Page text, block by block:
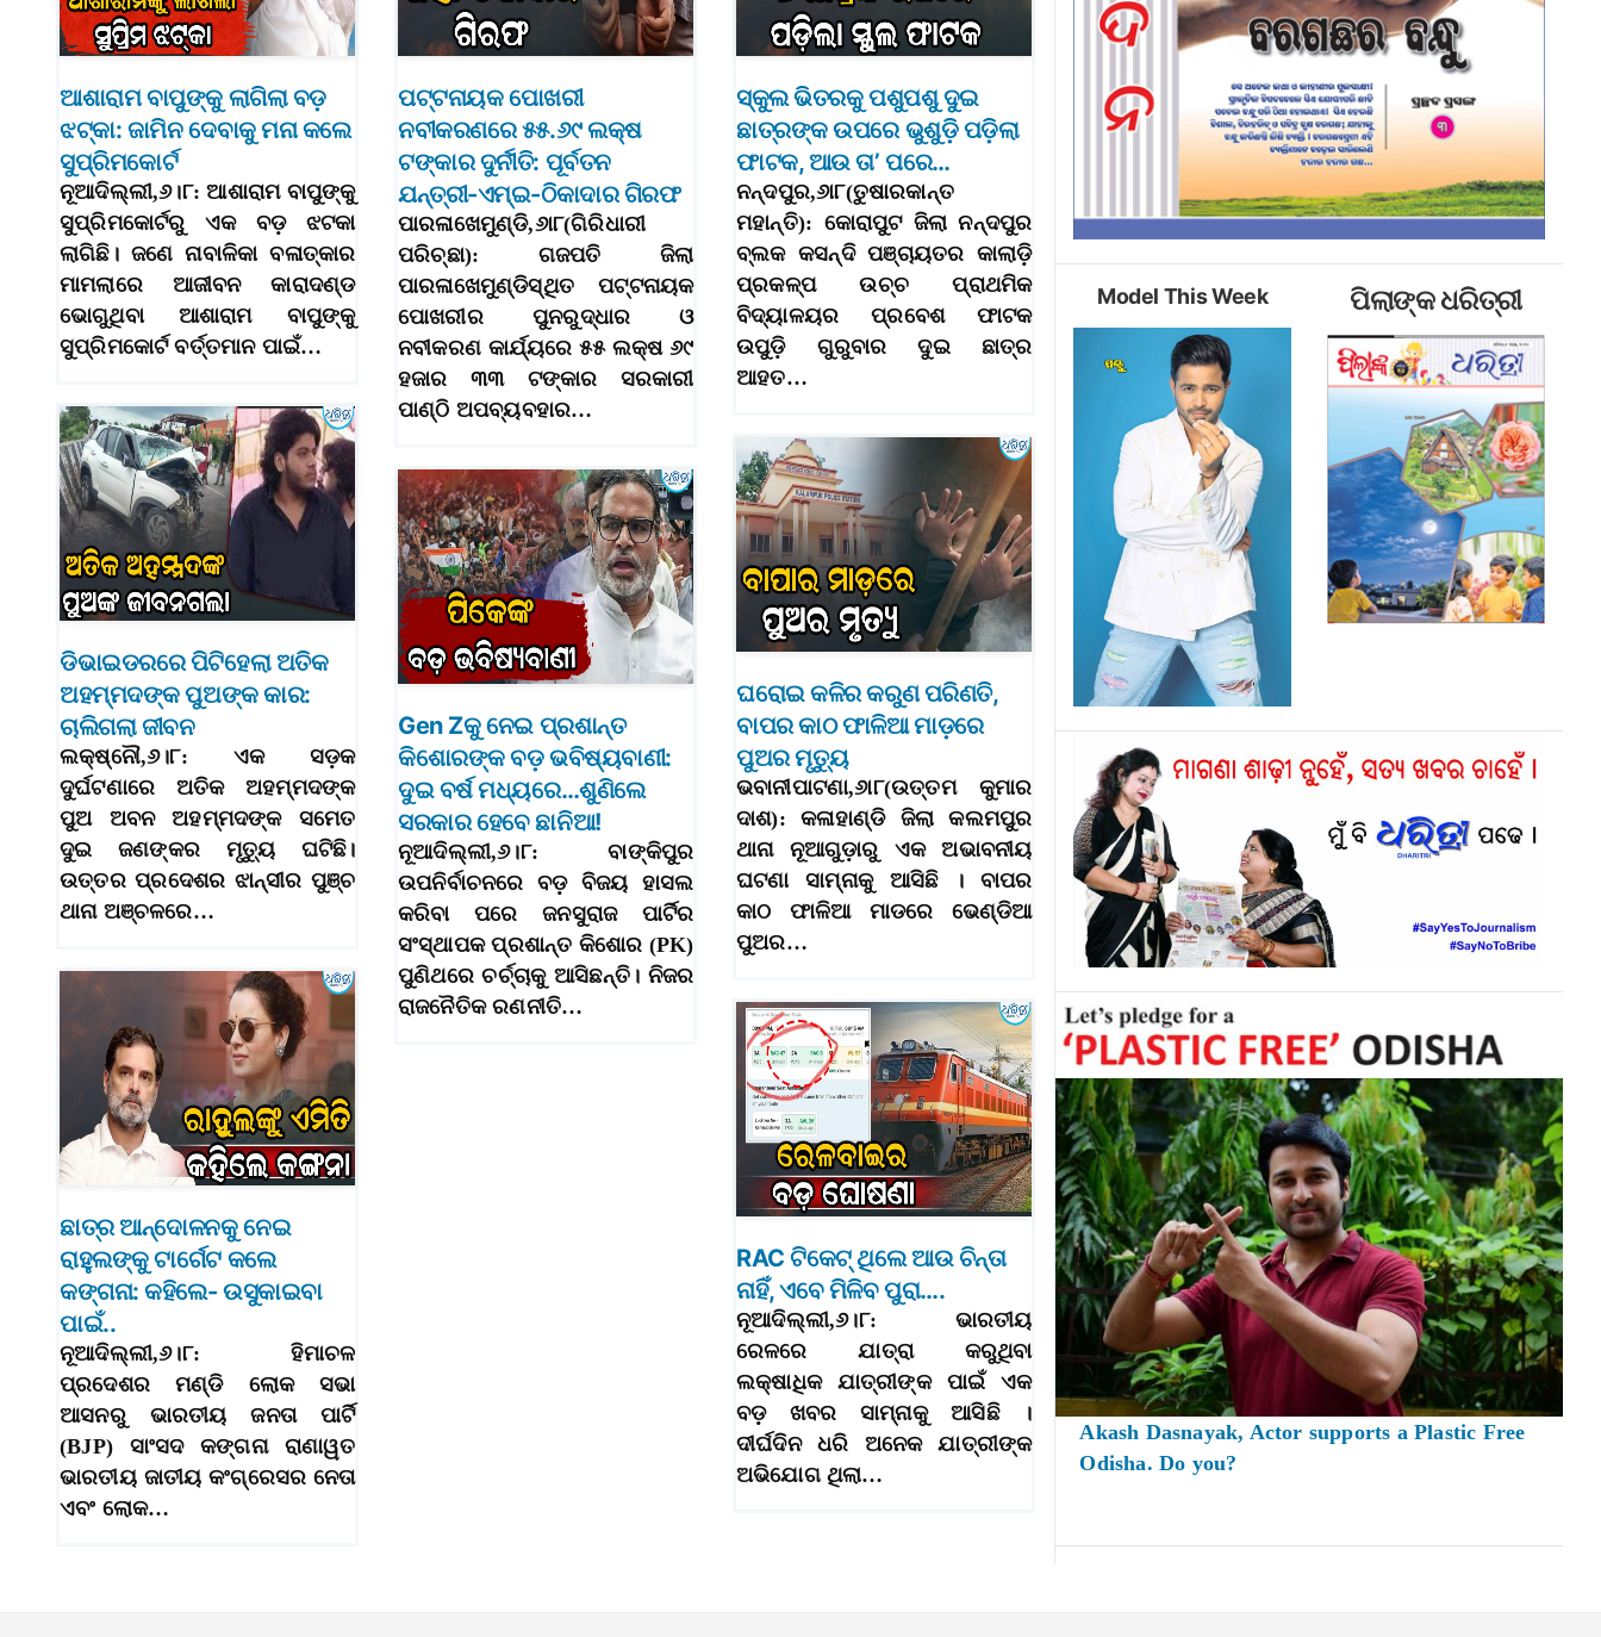
ଆଶାରାମ ବାପୁଙ୍କୁ ଲାଗିଲା ବଡ଼
ଝଟ୍‌କା: ଜାମିନ ଦେବାକୁ ମନା କଲେ
ସୁପ୍ରିମକୋର୍ଟ
ନୂଆଦିଲ୍ଲୀ,୬।୮: ଆଶାରାମ ବାପୁଙ୍କୁ
ସୁପ୍ରିମକୋର୍ଟରୁ ଏକ ବଡ଼ ଝଟକା
ଲାଗିଛି। ଜଣେ ନାବାଳିକା ବଳାତ୍କାର
ମାମଲାରେ ଆଜୀବନ କାରାଦଣ୍ଡ
ଭୋଗୁଥିବା ଆଶାରାମ ବାପୁଙ୍କୁ
ସୁପ୍ରିମକୋର୍ଟ ବର୍ତ୍ତମାନ ପାଇଁ…
ପଟ୍ଟନାୟକ ପୋଖରୀ
ନବୀକରଣରେ ୫୫.୬୯ ଲକ୍ଷ
ଟଙ୍କାର ଦୁର୍ନୀତି: ପୂର୍ବତନ
ଯନ୍ତ୍ରୀ-ଏମ୍‌ଇ-ଠିକାଦାର ଗିରଫ
ପାରଳାଖେମୁଣ୍ଡି,୬ା୮(ଗିରିଧାରୀ
ପରିଚ୍ଛା): ଗଜପତି ଜିଲା
ପାରଳାଖେମୁଣ୍ଡିସ୍ଥିତ ପଟ୍ଟନାୟକ
ପୋଖରୀର ପୁନରୁଦ୍ଧାର ଓ
ନବୀକରଣ କାର୍ଯ୍ୟରେ ୫୫ ଲକ୍ଷ ୬୯
ହଜାର ୩୩ ଟଙ୍କାର ସରକାରୀ
ପାଣ୍ଠି ଅପବ୍ୟବହାର…
ସ୍କୁଲ ଭିତରକୁ ପଶୁପଶୁ ଦୁଇ
ଛାତ୍ରଙ୍କ ଉପରେ ଭୁଶୁଡ଼ି ପଡ଼ିଲା
ଫାଟକ, ଆଉ ତା’ ପରେ…
ନନ୍ଦପୁର,୬ା୮(ତୁଷାରକାନ୍ତ
ମହାନ୍ତି): କୋରାପୁଟ ଜିଲା ନନ୍ଦପୁର
ବ୍ଲକ କସନ୍ଦି ପଞ୍ଚାୟତର କାଲାଡ଼ି
ପ୍ରକଳ୍ପ ଉଚ୍ଚ ପ୍ରାଥମିକ
ବିଦ୍ୟାଳୟର ପ୍ରବେଶ ଫାଟକ
ଉପୁଡ଼ି ଗୁରୁବାର ଦୁଇ ଛାତ୍ର
ଆହତ…
ଡିଭାଇଡରରେ ପିଟିହେଲା ଅତିକ
ଅହମ୍ମଦଙ୍କ ପୁଅଙ୍କ କାର:
ଚାଲିଗଲା ଜୀବନ
ଲକ୍ଷ୍ନୌ,୬।୮: ଏକ ସଡ଼କ
ଦୁର୍ଘଟଣାରେ ଅତିକ ଅହମ୍ମଦଙ୍କ
ପୁଅ ଅବନ ଅହମ୍ମଦଙ୍କ ସମେତ
ଦୁଇ ଜଣଙ୍କର ମୃତ୍ୟୁ ଘଟିଛି।
ଉତ୍ତର ପ୍ରଦେଶର ଝାନ୍ସୀର ପୁଞ୍ଚ
ଥାନା ଅଞ୍ଚଳରେ…
ଘରୋଇ କଳିର କରୁଣ ପରିଣତି,
ବାପର କାଠ ଫାଳିଆ ମାଡ଼ରେ
ପୁଅର ମୃତ୍ୟୁ
ଭବାନୀପାଟଣା,୬ା୮(ଉତ୍ତମ କୁମାର
ଦାଶ): କଳାହାଣ୍ଡି ଜିଲା କଲମପୁର
ଥାନା ନୂଆଗୁଡ଼ାରୁ ଏକ ଅଭାବନୀୟ
ଘଟଣା ସାମ୍ନାକୁ ଆସିଛି । ବାପର
କାଠ ଫାଳିଆ ମାଡରେ ଭେଣ୍ଡିଆ
ପୁଅର…
Gen Zକୁ ନେଇ ପ୍ରଶାନ୍ତ
କିଶୋରଙ୍କ ବଡ଼ ଭବିଷ୍ୟବାଣୀ:
ଦୁଇ ବର୍ଷ ମଧ୍ୟରେ…ଶୁଣିଲେ
ସରକାର ହେବେ ଛାନିଆ!
ନୂଆଦିଲ୍ଲୀ,୬।୮: ବାଙ୍କିପୁର
ଉପନିର୍ବାଚନରେ ବଡ଼ ବିଜୟ ହାସଲ
କରିବା ପରେ ଜନସୁରାଜ ପାର୍ଟିର
ସଂସ୍ଥାପକ ପ୍ରଶାନ୍ତ କିଶୋର (PK)
ପୁଣିଥରେ ଚର୍ଚ୍ଚାକୁ ଆସିଛନ୍ତି। ନିଜର
ରାଜନୈତିକ ରଣନୀତି…
ଛାତ୍ର ଆନ୍ଦୋଳନକୁ ନେଇ
ରାହୁଲଙ୍କୁ ଟାର୍ଗେଟ କଲେ
କଙ୍ଗନା: କହିଲେ- ଉସୁକାଇବା
ପାଇଁ..
ନୂଆଦିଲ୍ଲୀ,୬।୮: ହିମାଚଳ
ପ୍ରଦେଶର ମଣ୍ଡି ଲୋକ ସଭା
ଆସନରୁ ଭାରତୀୟ ଜନତା ପାର୍ଟି
(BJP) ସାଂସଦ କଙ୍ଗନା ରାଣାୱତ
ଭାରତୀୟ ଜାତୀୟ କଂଗ୍ରେସର ନେତା
ଏବଂ ଲୋକ…
RAC ଟିକେଟ୍ ଥିଲେ ଆଉ ଚିନ୍ତା
ନାହିଁ, ଏବେ ମିଳିବ ପୁରା….
ନୂଆଦିଲ୍ଲୀ,୬।୮: ଭାରତୀୟ
ରେଳରେ ଯାତ୍ରା କରୁଥିବା
ଲକ୍ଷାଧିକ ଯାତ୍ରୀଙ୍କ ପାଇଁ ଏକ
ବଡ଼ ଖବର ସାମ୍ନାକୁ ଆସିଛି ।
ଦୀର୍ଘଦିନ ଧରି ଅନେକ ଯାତ୍ରୀଙ୍କ
ଅଭିଯୋଗ ଥିଲା…
Model This Week ପିଲାଙ୍କ ଧରିତ୍ରୀ
Akash Dasnayak, Actor supports a Plastic Free
Odisha. Do you?